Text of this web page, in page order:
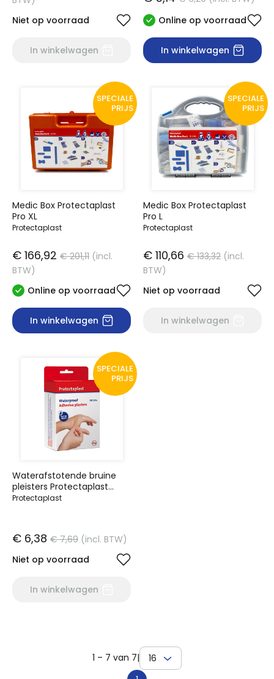
Niet op voorraad
In winkelwagen
Online op voorraad
In winkelwagen
SPECIALE
PRIJS
Medic Box Protectaplast
Pro XL
Protectaplast
€ 166,92 € 201,11 (incl.
BTW)
Online op voorraad
In winkelwagen
SPECIALE
PRIJS
Medic Box Protectaplast
Pro L
Protectaplast
€ 110,66 € 133,32 (incl.
BTW)
Niet op voorraad
In winkelwagen
SPECIALE
PRIJS
Waterafstotende bruine
pleisters Protectaplast
assorti 20 stuks
Protectaplast
€ 6,38 € 7,69 (incl. BTW)
Niet op voorraad
In winkelwagen
1 – 7 van 7|
16